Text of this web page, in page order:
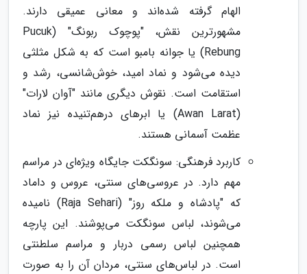
الهام گرفته شده‌اند و معانی عمیقی دارند.
مشهورترین نقش، "پوچوک ربونگ" (Pucuk
Rebung) یا جوانه بامبو است که به شکل مثلثی
دیده می‌شود و نماد امید، خوش‌شانسی، رشد و
استقامت است. نقوش دیگری مانند "آوان لارات"
(Awan Larat) یا ابرهای درهم‌تنیده نیز نماد
عظمت آسمانی هستند.
کاربرد فرهنگی: سونگکت جایگاه ویژه‌ای در مراسم
مهم دارد. در عروسی‌های سنتی، عروس و داماد
که "پادشاه و ملکه روز" (Raja Sehari) نامیده
می‌شوند، لباس سونگکت می‌پوشند. این پارچه
همچنین لباس رسمی دربار و مراسم سلطنتی
است. در لباس‌های سنتی، مردان آن را به صورت